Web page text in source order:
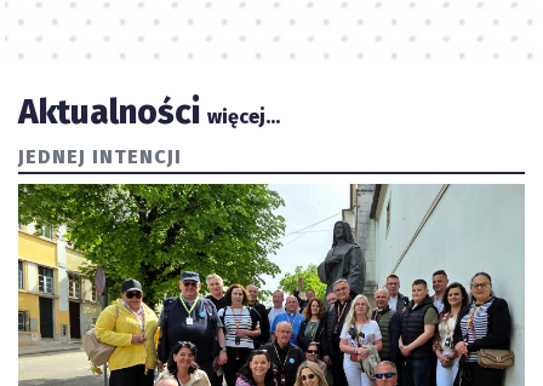
Aktualności więcej...
JEDNEJ INTENCJI